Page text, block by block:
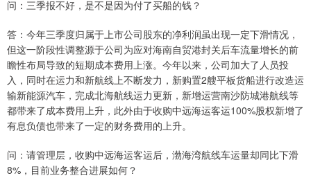
问：三季报不好，是不是因为付了买船的钱？
答：今年三季度归属于上市公司股东的净利润虽出现一定下滑情况，
但这一阶段性调整源于公司为应对海南自贸港封关后车流量增长的前
瞻性布局导致的短期成本费用上涨。今年以来，公司加大了人员投
入，同时在运力和新航线上不断发力，新购置2艘平板货船进行改造运
输新能源汽车，完成北海航线运力更新，新增运营南沙防城港航线等
都带来了成本费用上升，此外由于收购中远海运客运100%股权新增了
有息负债也带来了一定的财务费用的上升。
问：请管理层，收购中远海运客运后，渤海湾航线车运量却同比下滑
8%，目前业务整合进展如何？